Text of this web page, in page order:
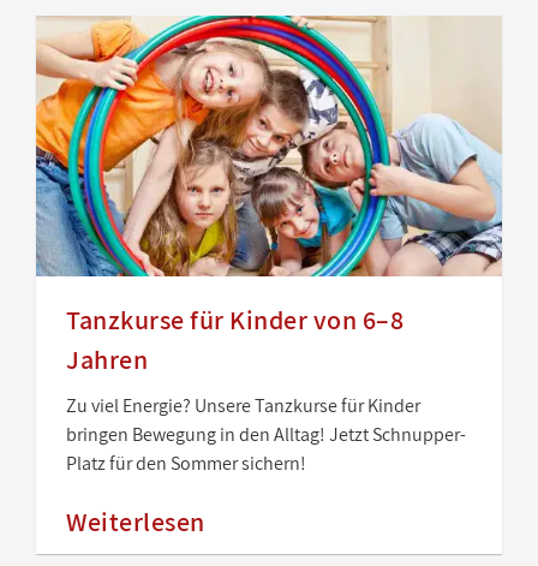
Tanzkurse für Kinder von 6–8
Jahren
Zu viel Energie? Unsere Tanzkurse für Kinder
bringen Bewegung in den Alltag! Jetzt Schnupper-
Platz für den Sommer sichern!
Weiterlesen